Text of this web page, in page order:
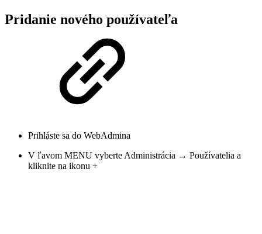
Pridanie nového používateľa
Prihláste sa do WebAdmina
V ľavom MENU vyberte Administrácia → Používatelia a
kliknite na ikonu +